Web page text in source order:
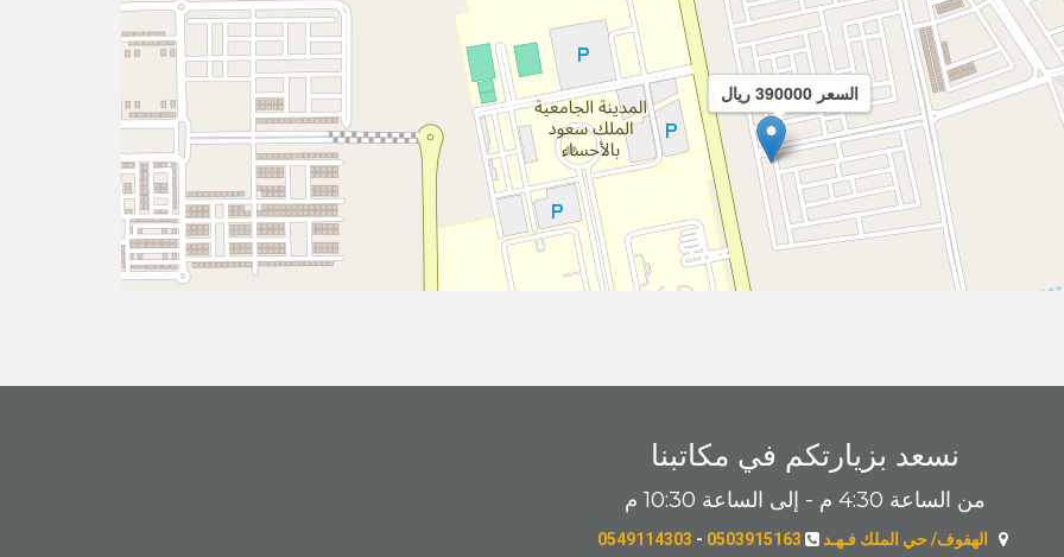
السعر 390000 ريال
نسعد بزيارتكم في مكاتبنا
من الساعة 4:30 م - إلى الساعة 10:30 م
الهفوف/ حي الملك فـهـد 0503915163
-
0549114303